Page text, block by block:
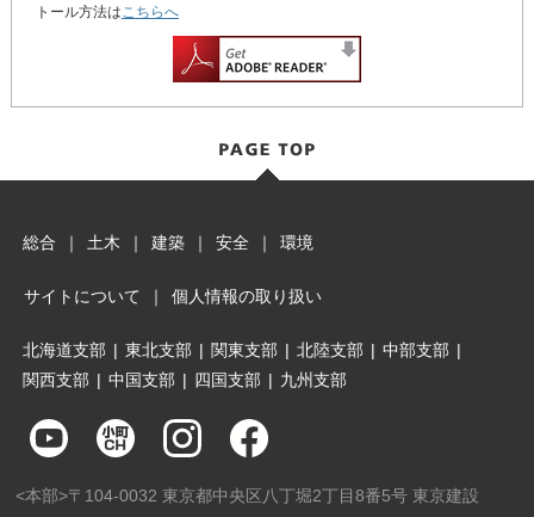
トール方法はこちらへ
総合 ｜ 土木 ｜ 建築 ｜ 安全 ｜ 環境
サイトについて ｜ 個人情報の取り扱い
北海道支部 | 東北支部 | 関東支部 | 北陸支部 | 中部支部 |
関西支部 | 中国支部 | 四国支部 | 九州支部
<本部>〒104-0032 東京都中央区八丁堀2丁目8番5号 東京建設